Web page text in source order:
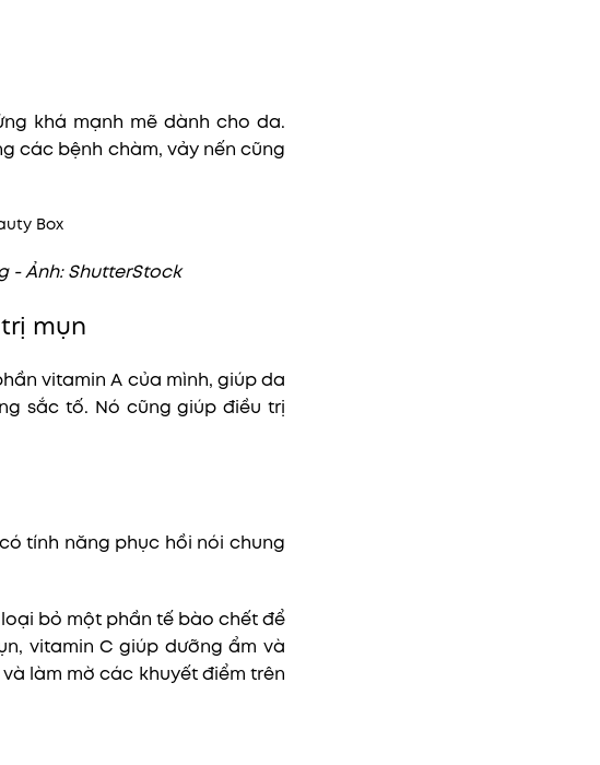
khá mạnh mẽ dành cho da.
các bệnh chàm, vảy nến cũng
- Ảnh: ShutterStock
mụn
vitamin A của mình, giúp da
sắc tố. Nó cũng giúp điều trị
tính năng phục hồi nói chung
bỏ một phần tế bào chết để
vitamin C giúp dưỡng ẩm và
làm mờ các khuyết điểm trên